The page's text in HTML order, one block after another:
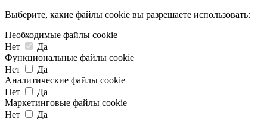
Выберите, какие файлы cookie вы разрешаете использовать:
Необходимые файлы cookie
Нет
Да
Функциональные файлы cookie
Нет
Да
Аналитические файлы cookie
Нет
Да
Маркетинговые файлы cookie
Нет
Да